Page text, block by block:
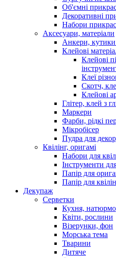
Об'ємні
Декоративні
Набори прикрас
Аксесуари, матеріали
Анкери,
Клейові
Клейові
Клеї
Скотч,
Клейові
Глітер, клей з
Маркери
Фарби, рідкі
Мікробісер
Пудра для
Квілінг, оригамі
Набори для
Інструменти
Папір для
Папір для
Декупаж
Серветки
Кухня,
Квіти, рослини
Візерунки, фон
Морська тема
Тварини
Дитяче